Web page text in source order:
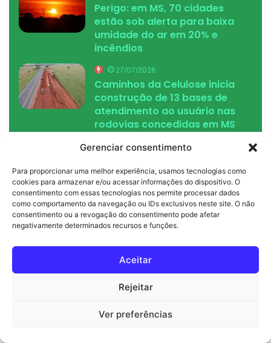
Gerenciar consentimento
Para proporcionar uma melhor experiência, usamos tecnologias como
cookies para armazenar e/ou acessar informações do dispositivo. O
consentimento com essas tecnologias nos permite processar dados
como comportamento da navegação ou IDs exclusivos neste site. O não
consentimento ou a revogação do consentimento pode afetar
negativamente determinados recursos e funções.
Aceitar
Rejeitar
Ver preferências
Perigo: em MS, 70 cidades
estão sob alerta para baixa
umidade do ar em 20% e
incêndios
27/07/2026
Caminhos da Celulose inicia
construção de 13 bases de
atendimento ao usuário nas
rodovias concedidas em MS
26/07/2026
67%: saiba como a nova
medida afeta o produtor e o
seu churrasco
Política